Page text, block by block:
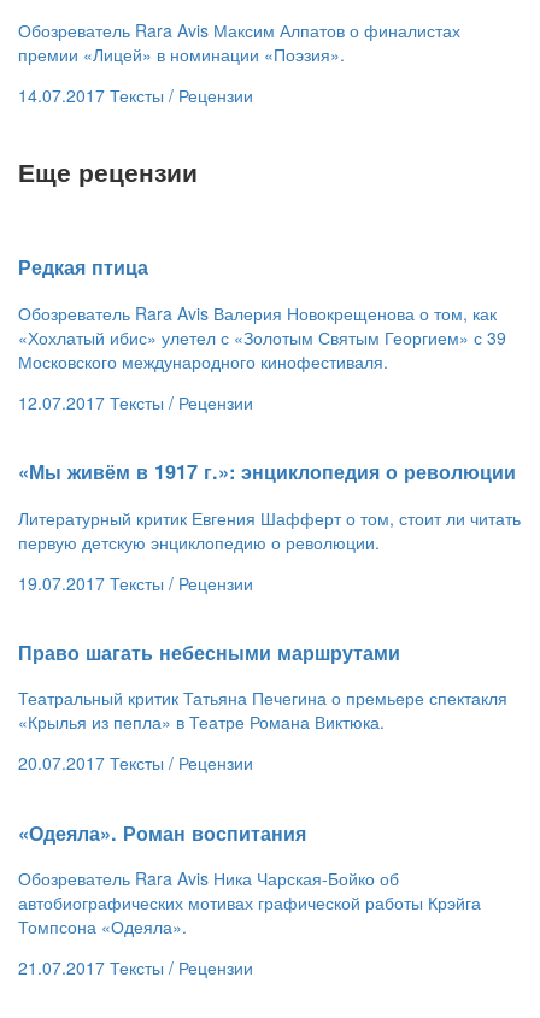
Обозреватель Rara Avis Максим Алпатов о финалистах
премии «Лицей» в номинации «Поэзия».
14.07.2017 Тексты / Рецензии
Еще рецензии
​Редкая птица
Обозреватель Rara Avis Валерия Новокрещенова о том, как
«Хохлатый ибис» улетел с «Золотым Святым Георгием» с 39
Московского международного кинофестиваля.
12.07.2017 Тексты / Рецензии
​«Мы живём в 1917 г.»: энциклопедия о революции
Литературный критик Евгения Шафферт о том, стоит ли читать
первую детскую энциклопедию о революции.
19.07.2017 Тексты / Рецензии
​Право шагать небесными маршрутами
Театральный критик Татьяна Печегина о премьере спектакля
«Крылья из пепла» в Театре Романа Виктюка.
20.07.2017 Тексты / Рецензии
​«Одеяла». Роман воспитания
Обозреватель Rara Avis Ника Чарская-Бойко об
автобиографических мотивах графической работы Крэйга
Томпсона «Одеяла».
21.07.2017 Тексты / Рецензии